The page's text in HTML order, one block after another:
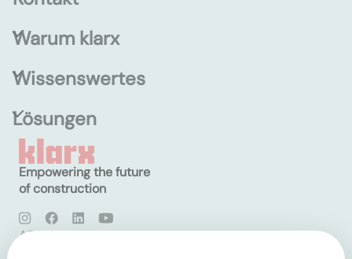
Warum klarx
Wissenswertes
Lösungen
Empowering the future
of construction
AGB